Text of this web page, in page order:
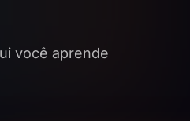
você aprende